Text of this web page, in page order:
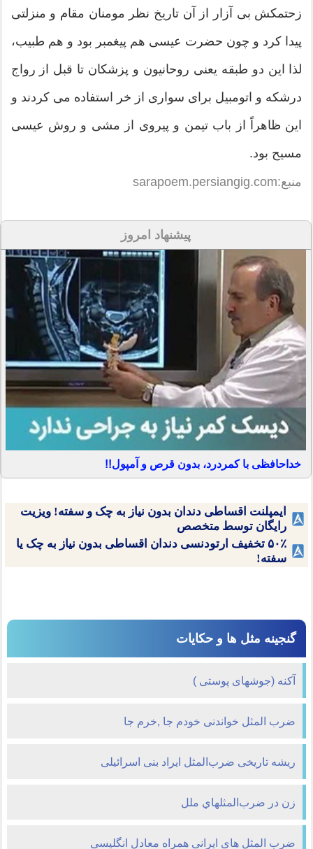
زحتمکش بی آزار از آن تاریخ نظر مومنان مقام و منزلتی
پیدا کرد و چون حضرت عیسی هم پیغمبر بود و هم طبیب،
لذا این دو طبقه یعنی روحانیون و پزشکان تا قبل از رواج
درشکه و اتومبیل برای سواری از خر استفاده می کردند و
این ظاهراً از باب تیمن و پیروی از مشی و روش عیسی
مسیح بود.
منبع:sarapoem.persiangig.com
پیشنهاد امروز
خداحافظی با کمردرد، بدون قرص و آمپول!!
ایمپلنت اقساطی دندان بدون نیاز به چک و سفته! ویزیت
رایگان توسط متخصص
۵۰٪ تخفیف ارتودنسی دندان اقساطی بدون نیاز به چک یا
سفته!
گنجینه مثل ها و حکایات
آکنه (جوشهای پوستی )
ضرب المثل خواندنی خودم جا ,خرم جا
ریشه تاریخی ضرب‌المثل ایراد بنی اسرائیلی
زن در ضرب‌المثلهاي ملل
ضرب المثل های ایرانی همراه معادل انگلیسی